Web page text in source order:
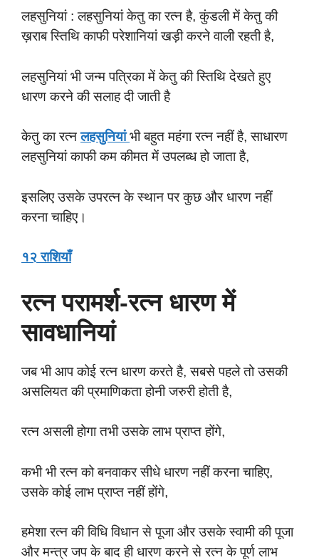
लहसुनियां : लहसुनियां केतु का रत्न है, कुंडली में केतु की
ख़राब स्तिथि काफी परेशानियां खड़ी करने वाली रहती है,
लहसुनियां भी जन्म पत्रिका में केतु की स्तिथि देखते हुए
धारण करने की सलाह दी जाती है
केतु का रत्नलहसुनियां भी बहुत महंगा रत्न नहीं है, साधारण
लहसुनियां काफी कम कीमत में उपलब्ध हो जाता है,
इसलिए उसके उपरत्न के स्थान पर कुछ और धारण नहीं
करना चाहिए।
१२ राशियाँ
रत्न परामर्श-रत्न धारण में
सावधानियां
जब भी आप कोई रत्न धारण करते है, सबसे पहले तो उसकी
असलियत की प्रमाणिकता होनी जरुरी होती है,
रत्न असली होगा तभी उसके लाभ प्राप्त होंगे,
कभी भी रत्न को बनवाकर सीधे धारण नहीं करना चाहिए,
उसके कोई लाभ प्राप्त नहीं होंगे,
हमेशा रत्न की विधि विधान से पूजा और उसके स्वामी की पूजा
और मन्त्र जप के बाद ही धारण करने से रत्न के पूर्ण लाभ